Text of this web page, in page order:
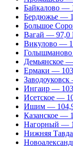
Байкалово —
Бердюжье —
Большое
Вагай — 97,0
Викулово —
Демьянское
Ермаки —
Ингаир —
Исетское —
Ишим —
Казанское —
Нагорный —
Нижняя